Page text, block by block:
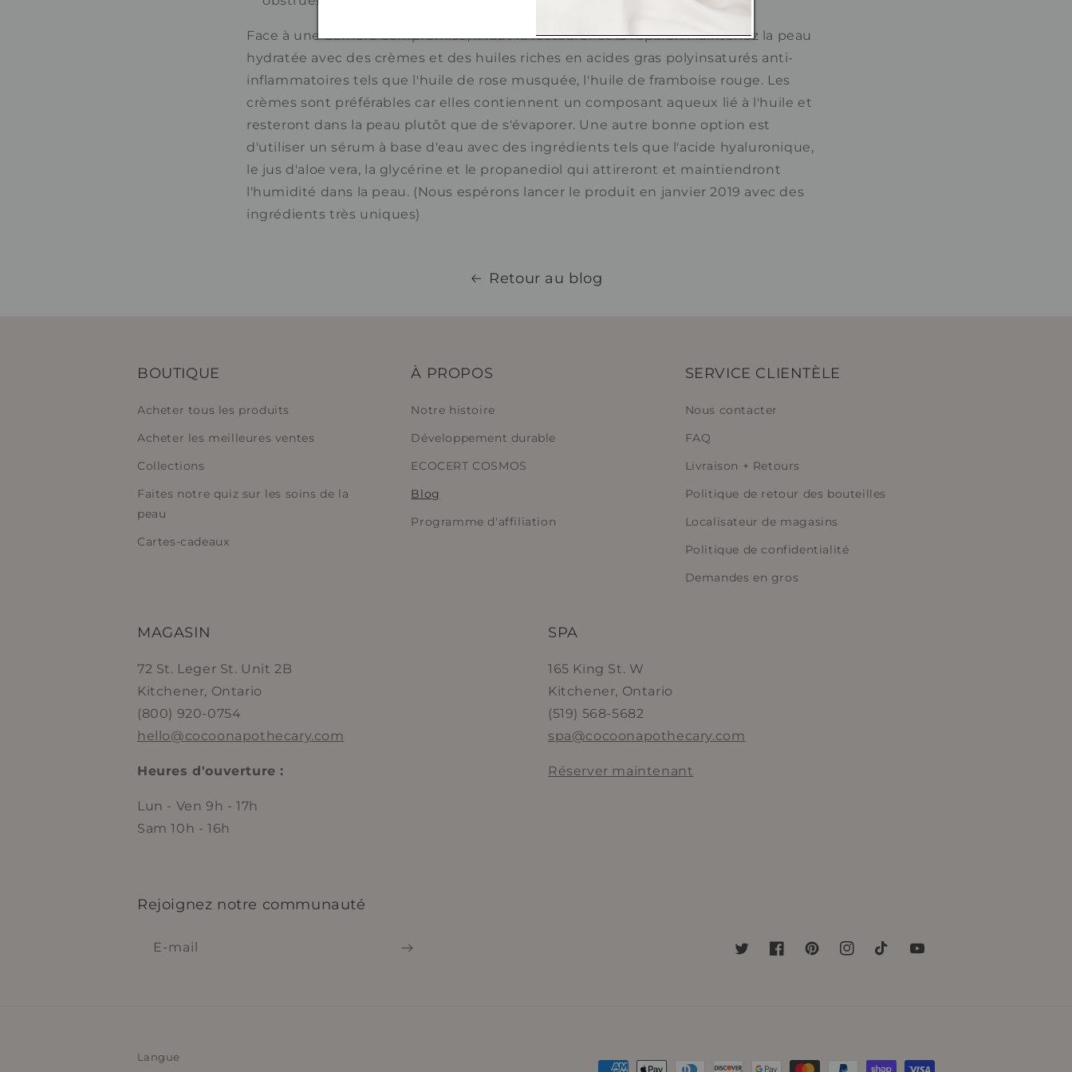
Face à une barrière compromise, il faut la restaurer et la réparer. Maintenez la peau
hydratée avec des crèmes et des huiles riches en acides gras polyinsaturés anti-
inflammatoires tels que l'huile de rose musquée, l'huile de framboise rouge. Les
crèmes sont préférables car elles contiennent un composant aqueux lié à l'huile et
resteront dans la peau plutôt que de s'évaporer. Une autre bonne option est
d'utiliser un sérum à base d'eau avec des ingrédients tels que l'acide hyaluronique,
le jus d'aloe vera, la glycérine et le propanediol qui attireront et maintiendront
l'humidité dans la peau. (Nous espérons lancer le produit en janvier 2019 avec des
ingrédients très uniques)
Retour au blog
BOUTIQUE
Acheter tous les produits
Acheter les meilleures ventes
Collections
Faites notre quiz sur les soins de la
peau
Cartes-cadeaux
À PROPOS
Notre histoire
Développement durable
ECOCERT COSMOS
Blog
Programme d'affiliation
SERVICE CLIENTÈLE
Nous contacter
FAQ
Livraison + Retours
Politique de retour des bouteilles
Localisateur de magasins
Politique de confidentialité
Demandes en gros
MAGASIN
72 St. Leger St. Unit 2B
Kitchener, Ontario
(800) 920-0754
hello@cocoonapothecary.com
Heures d'ouverture :
Lun - Ven 9h - 17h
Sam 10h - 16h
SPA
165 King St. W
Kitchener, Ontario
(519) 568-5682
spa@cocoonapothecary.com
Réserver maintenant
Rejoignez notre communauté
E-mail
TwitterFacebookPinterestInstagramTikTokYouTube
Langue